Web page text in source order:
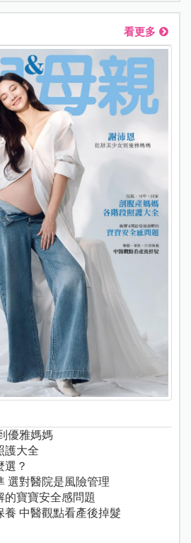
看更多
優雅媽媽
護大全
選？
選對醫院是風險管理
的寶寶安全感問題
養 中醫觀點看產後掉髮